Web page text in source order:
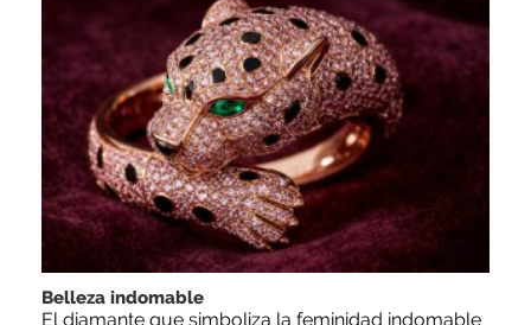
Belleza indomable
El diamante que simboliza la feminidad indomable